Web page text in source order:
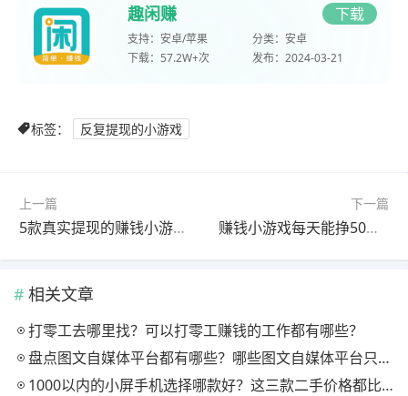
趣闲赚 下载
支持： 安卓/苹果 分类： 安卓
下载： 57.2W+次 发布： 2024-03-21
标签： 反复提现的小游戏
上一篇
5款真实提现的赚钱小游戏，日结50-80，无广告，微信提现秒到账（附收款截图）
下一篇
赚钱小游戏每天能挣50元有哪些？推荐几款每天可以挣30-50元的小游戏
相关文章
打零工去哪里找？可以打零工赚钱的工作都有哪些？
盘点图文自媒体平台都有哪些？哪些图文自媒体平台只要发文章就可以赚钱？
1000以内的小屏手机选择哪款好？这三款二手价格都比较低？